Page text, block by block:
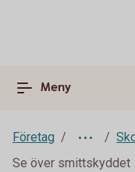
Meny
Företag
Se över smittskyddet